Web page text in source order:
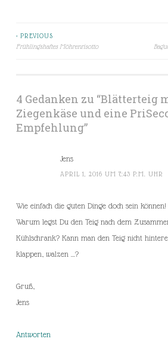
Beitragsnavigation
< PREVIOUS
Frühlingshaftes Möhrenrisotto
4 Gedanken zu “Blätterteig
Ziegenkäse und eine
Empfehlung”
Jens
APRIL 1, 2016 UM 7:43 P.M. UHR
Wie einfach die guten Dinge doch sein können!
Warum legst Du den Teig nach dem
Kühlschrank? Kann man den Teig nicht
klappen, walzen …?
Gruß,
Jens
Antworten